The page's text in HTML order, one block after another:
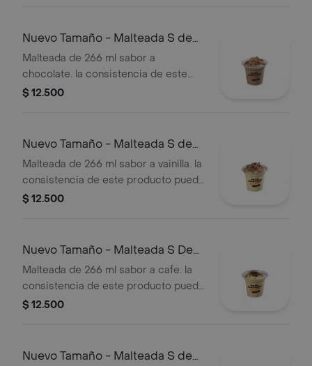
Nuevo Tamaño - Malteada S de
Chocolate
Malteada de 266 ml sabor a
chocolate. la consistencia de este
producto puede variar debido al
$ 12.500
Nuevo Tamaño - Malteada S de
Vainilla
Malteada de 266 ml sabor a vainilla. la
consistencia de este producto puede
variar debido al tiempo de entrega.
$ 12.500
Nuevo Tamaño - Malteada S De
Café
Malteada de 266 ml sabor a cafe. la
consistencia de este producto puede
variar debido al tiempo de entrega
$ 12.500
Nuevo Tamaño - Malteada S de